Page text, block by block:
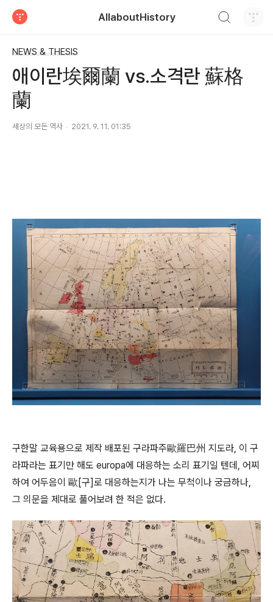
AllaboutHistory
NEWS & THESIS
애이란埃爾蘭 vs.소격란 蘇格
蘭
세상의 모든 역사 2021. 9. 11. 01:35
구한말 교육용으로 제작 배포된 구라파주歐羅巴州 지도라, 이 구
라파라는 표기만 해도 europa에 대응하는 소리 표기일 텐데, 어찌
하여 어두음이 歐[구]로 대응하는지가 나는 무척이나 궁금하나,
그 의문을 제대로 풀어보려 한 적은 없다.